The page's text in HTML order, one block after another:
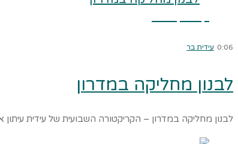
0:06 עידית בר
לבנון מחליקה במדרון
לבנון מחליקה במדרון – הקריקטורה השבועית של עידית